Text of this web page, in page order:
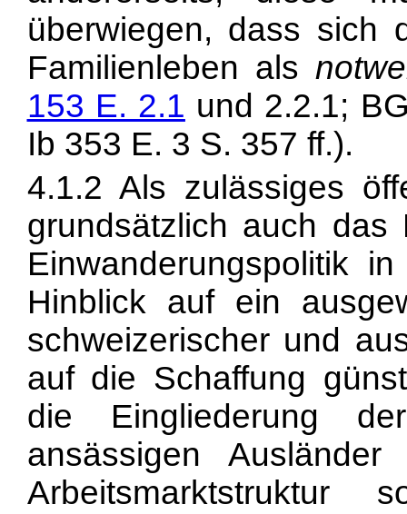
überwiegen, dass sich
Familienleben als
153 E. 2.1 und 2.2.1;
Ib 353 E. 3 S. 357 ff.).
4.1.2 Als zulässiges
grundsätzlich auch das
Einwanderungspolitik
Hinblick auf ein
schweizerischer und
auf die Schaffung
die Eingliederung
ansässigen